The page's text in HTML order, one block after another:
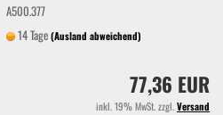
A500.377
14 Tage(Ausland abweichend)
77,36 EUR
inkl. 19% MwSt. zzgl.Versand